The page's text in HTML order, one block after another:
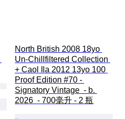
North British 2008 18yo
Un-Chillfiltered Collection
+ Caol Ila 2012 13yo 100
Proof Edition #70 -
Signatory Vintage  - b.
2026  - 700毫升 - 2 瓶